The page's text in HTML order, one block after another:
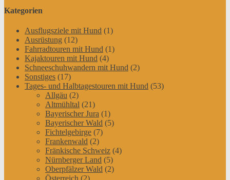
Kategorien
Ausflugsziele mit Hund (1)
Ausrüstung (12)
Fahrradtouren mit Hund (1)
Kajaktouren mit Hund (4)
Schneeschuhwandern mit Hund (2)
Sonstiges (17)
Tages- und Halbtagestouren mit Hund (53)
Allgäu (2)
Altmühltal (21)
Bayerischer Jura (1)
Bayerischer Wald (5)
Fichtelgebirge (7)
Frankenwald (2)
Fränkische Schweiz (4)
Nürnberger Land (5)
Oberpfälzer Wald (2)